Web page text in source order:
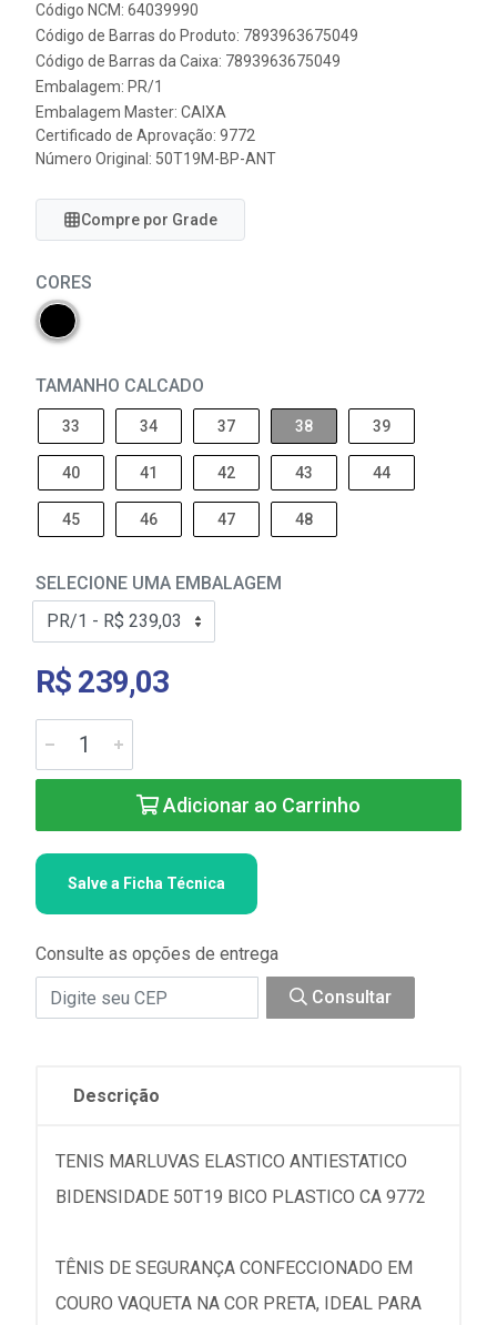
Código NCM: 64039990
Código de Barras do Produto: 7893963675049
Código de Barras da Caixa: 7893963675049
Embalagem: PR/1
Embalagem Master: CAIXA
Certificado de Aprovação: 9772
Número Original: 50T19M-BP-ANT
Compre por Grade
CORES
TAMANHO CALCADO
33 34 37 38 39
40 41 42 43 44
45 46 47 48
SELECIONE UMA EMBALAGEM
R$ 239,03
Adicionar ao Carrinho
Salve a Ficha Técnica
Consulte as opções de entrega
Consultar
Descrição
TENIS MARLUVAS ELASTICO ANTIESTATICO
BIDENSIDADE 50T19 BICO PLASTICO CA 9772
TÊNIS DE SEGURANÇA CONFECCIONADO EM
COURO VAQUETA NA COR PRETA, IDEAL PARA